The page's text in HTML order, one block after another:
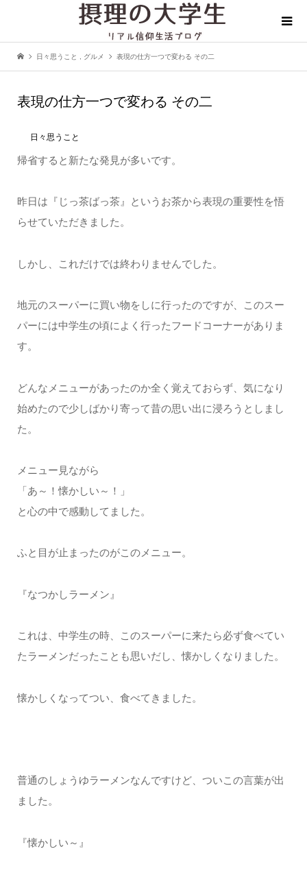
日々思うこと グルメ 表現の仕方一つで変わる その二
表現の仕方一つで変わる その二
日々思うこと
帰省すると新たな発見が多いです。
昨日は『じっ茶ばっ茶』というお茶から表現の重要性を悟
らせていただきました。
しかし、これだけでは終わりませんでした。
地元のスーパーに買い物をしに行ったのですが、このスー
パーには中学生の頃によく行ったフードコーナーがありま
す。
どんなメニューがあったのか全く覚えておらず、気になり
始めたので少しばかり寄って昔の思い出に浸ろうとしまし
た。
メニュー見ながら
「あ～！懐かしい～！」
と心の中で感動してました。
ふと目が止まったのがこのメニュー。
『なつかしラーメン』
これは、中学生の時、このスーパーに来たら必ず食べてい
たラーメンだったことも思いだし、懐かしくなりました。
懐かしくなってつい、食べてきました。
普通のしょうゆラーメンなんですけど、ついこの言葉が出
ました。
『懐かしい～』